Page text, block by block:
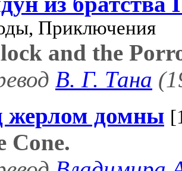
Приключения
and the
В. Г. Тана
жерлом домны
Cone.